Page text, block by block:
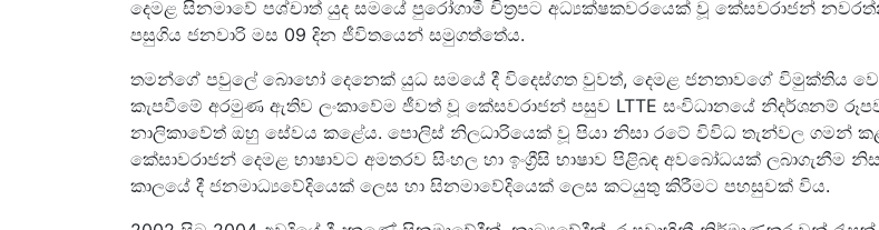
දෙමළ සිනමාවේ පශ්චාත් යුද සමයේ පුරෝගාමී චිත්‍රපට අධ්‍යක්ෂකවරයෙක් වූ කේසවරාජන්
පසුගිය ජනවාරි මස 09 දින ජීවිතයෙන් සමුගත්තේය.
තමන්ගේ පවුලේ බොහෝ දෙනෙක් යුධ සමයේ දී විදෙස්ගත වුවත්, දෙමළ ජනතාවගේ විමුක්තිය
කැපවීමේ අරමුණ ඇතිව ලංකාවේම ජීවත් වූ කේසවරාජන් පසුව LTTE සංවිධානයේ නිදර්ශනම්
නාලිකාවේත් ඔහු සේවය කළේය. පොලිස් නිලධාරියෙක් වූ පියා නිසා රටේ විවිධ තැන්වල ගමන්
කේසාවරාජන් දෙමළ භාෂාවට අමතරව සිංහල හා ඉංග්‍රීසි භාෂාව පිළිබඳ අවබෝධයක් ලබාගැනීම
කාලයේ දී ජනමාධ්‍යවේදියෙක් ලෙස හා සිනමාවේදියෙක් ලෙස කටයුතු කිරීමට පහසුවක් විය.